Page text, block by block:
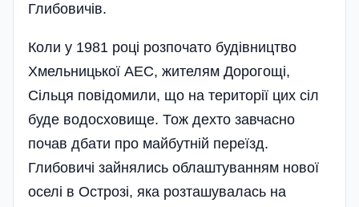
Глибовичів.
Коли у 1981 році розпочато будівництво
Хмельницької АЕС, жителям Дорогощі,
Сільця повідомили, що на території цих сіл
буде водосховище. Тож дехто завчасно
почав дбати про майбутній переїзд.
Глибовичі зайнялись облаштуванням нової
оселі в Острозі, яка розташувалась на